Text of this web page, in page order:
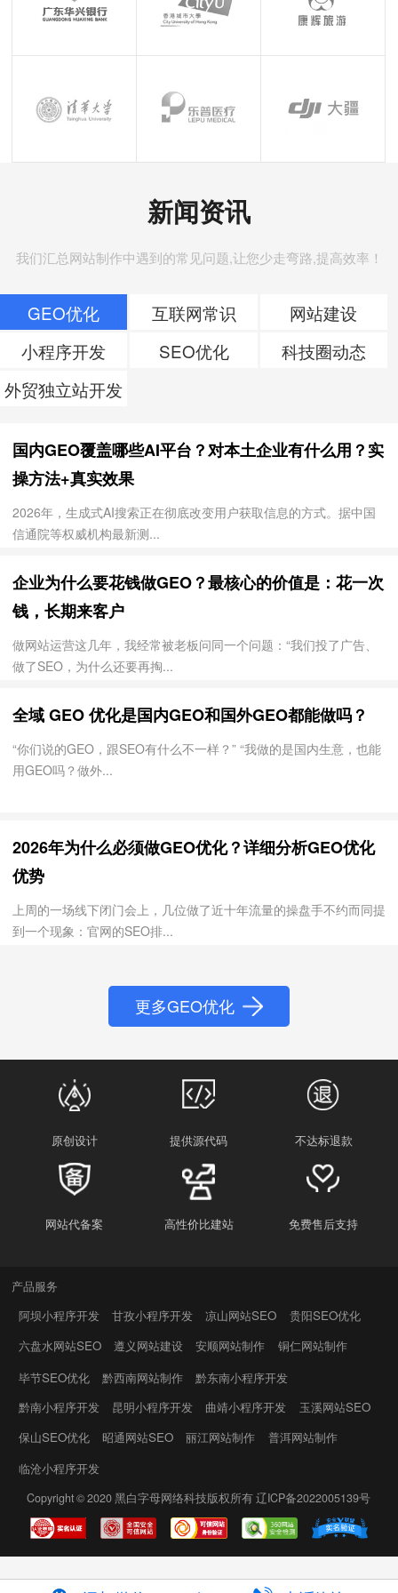
新闻资讯
我们汇总网站制作中遇到的常见问题,让您少走弯路,提高效率！
GEO优化 互联网常识
网站建设
小程序开发
SEO优化
科技圈动态
外贸独立站开发
国内GEO覆盖哪些AI平台？对本土企业有什么用？实
操方法+真实效果
2026年，生成式AI搜索正在彻底改变用户获取信息的方式。据中国
信通院等权威机构最新测...
企业为什么要花钱做GEO？最核心的价值是：花一次
钱，长期来客户
做网站运营这几年，我经常被老板问同一个问题：“我们投了广告、
做了SEO，为什么还要再掏...
全域 GEO 优化是国内GEO和国外GEO都能做吗？
“你们说的GEO，跟SEO有什么不一样？” “我做的是国内生意，也能
用GEO吗？做外...
2026年为什么必须做GEO优化？详细分析GEO优化
优势
上周的一场线下闭门会上，几位做了近十年流量的操盘手不约而同提
到一个现象：官网的SEO排...
更多GEO优化
原创设计 提供源代码 不达标退款
网站代备案 高性价比建站 免费售后支持
产品服务
阿坝小程序开发
甘孜小程序开发 凉山网站SEO
贵阳SEO优化
六盘水网站SEO
遵义网站建设 安顺网站制作
铜仁网站制作
毕节SEO优化
黔西南网站制作
黔东南小程序开发
黔南小程序开发
昆明小程序开发 曲靖小程序开发
玉溪网站SEO
保山SEO优化
昭通网站SEO 丽江网站制作
普洱网站制作
临沧小程序开发
Copyright © 2020黑白字母网络科技版权所有辽ICP备2022005139号